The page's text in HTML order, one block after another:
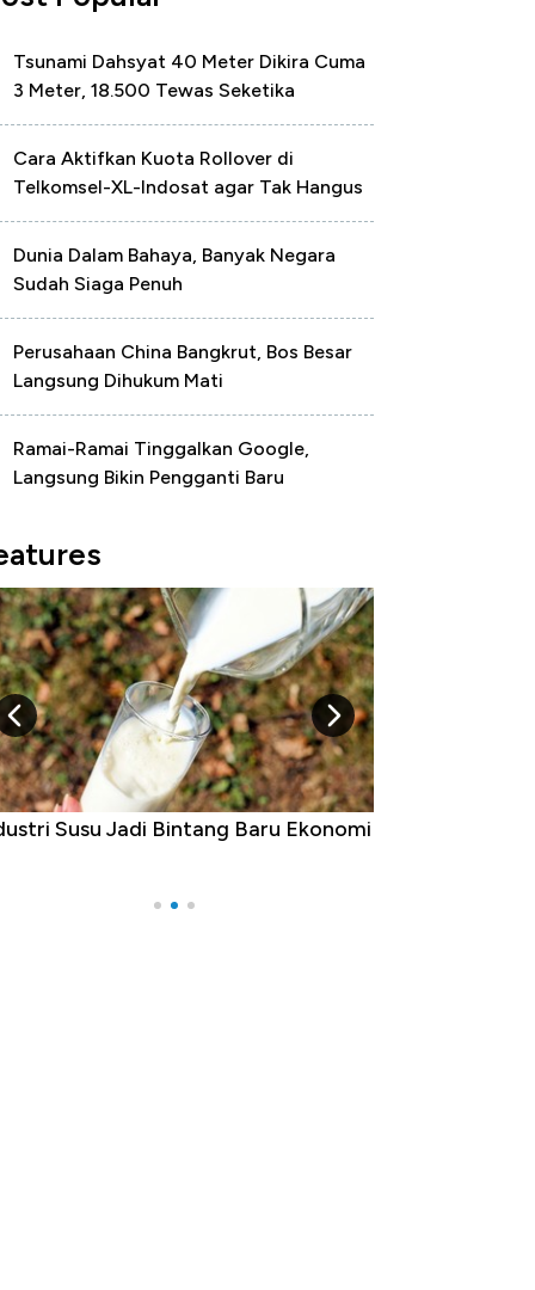
Tsunami Dahsyat 40 Meter Dikira Cuma
3 Meter, 18.500 Tewas Seketika
Cara Aktifkan Kuota Rollover di
Telkomsel-XL-Indosat agar Tak Hangus
Dunia Dalam Bahaya, Banyak Negara
Sudah Siaga Penuh
Perusahaan China Bangkrut, Bos Besar
Langsung Dihukum Mati
Ramai-Ramai Tinggalkan Google,
Langsung Bikin Pengganti Baru
Ekonomi Indonesia: Maaf, Gak
Jawa!